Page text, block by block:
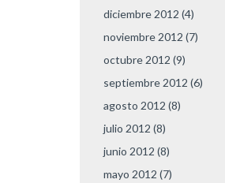
diciembre 2012 (4)
noviembre 2012 (7)
octubre 2012 (9)
septiembre 2012 (6)
agosto 2012 (8)
julio 2012 (8)
junio 2012 (8)
mayo 2012 (7)